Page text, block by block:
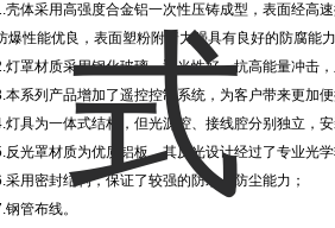
壳体采用高强度合金铝一次性压铸成型，表面经高
爆性能优良，表面塑粉附着力强具有良好的防腐能
灯罩材质采用钢化玻璃，透光性好，抗高能量冲击
本系列产品增加了遥控控制系统，为客户带来更加便
灯具为一体式结构，但光源腔、接线腔分别独立，
反光罩材质为优质铝板，其反光设计经过了专业光
采用密封结构，保证了较强的防水、防尘能力；
钢管布线。